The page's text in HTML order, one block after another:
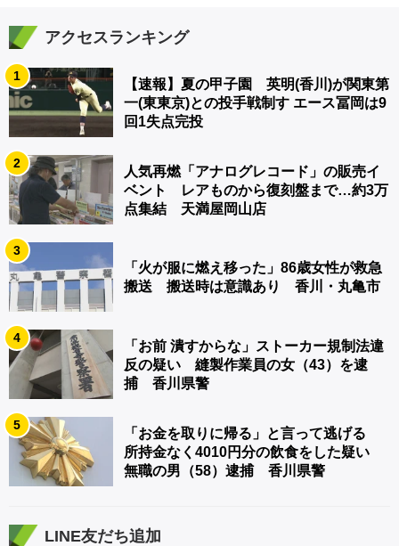
アクセスランキング
1
【速報】夏の甲子園 英明(香川)が関東第
一(東東京)との投手戦制す エース冨岡は9
回1失点完投
2
人気再燃「アナログレコード」の販売イ
ベント レアものから復刻盤まで…約3万
点集結 天満屋岡山店
3
「火が服に燃え移った」86歳女性が救急
搬送 搬送時は意識あり 香川・丸亀市
4
「お前 潰すからな」ストーカー規制法違
反の疑い 縫製作業員の女（43）を逮
捕 香川県警
5
「お金を取りに帰る」と言って逃げる
所持金なく4010円分の飲食をした疑い
無職の男（58）逮捕 香川県警
LINE友だち追加